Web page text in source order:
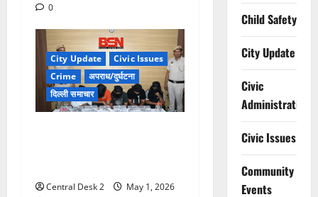
0
City Update
Civic Issues
Crime
अपराध/दुर्घटना
दिल्ली समाचार
Central Desk 2
May 1, 2026
Child Safety
City Update
Civic
Administration
Civic Issues
Community
Events